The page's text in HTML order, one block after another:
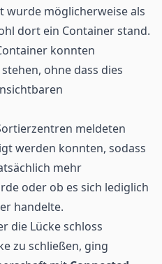
wurde möglicherweise als
dort ein Container stand.
konnten
ohne dass dies
meldeten
werden konnten, sodass
mehr
oder ob es sich lediglich
handelte.
die Lücke schloss
zu schließen, ging